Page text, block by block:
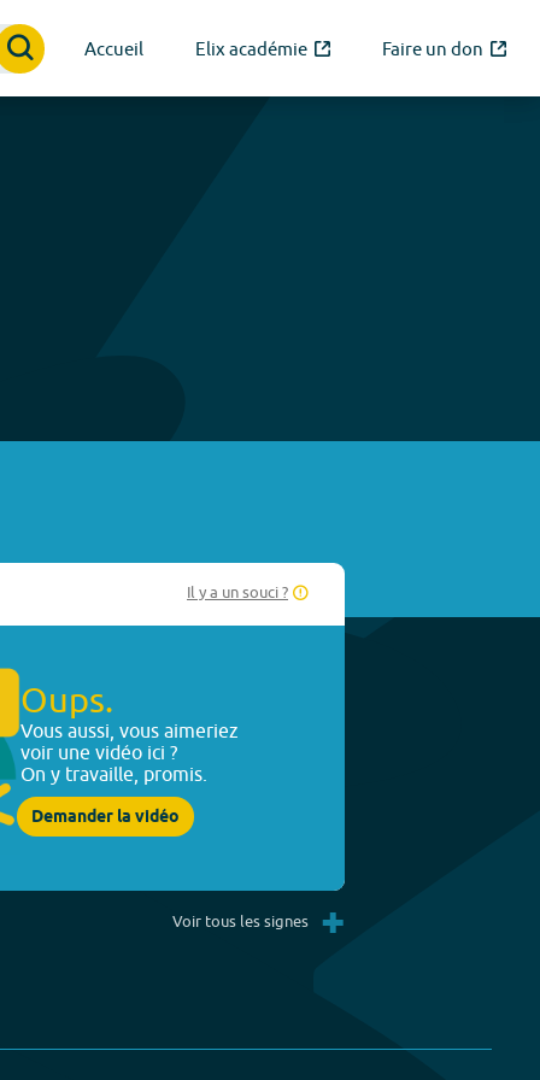
Accueil Elix académie Faire un don
Il y a un souci ?
Oups.
Vous aussi, vous aimeriez
voir une vidéo ici ?
On y travaille, promis.
Demander la vidéo
Voir tous les signes +